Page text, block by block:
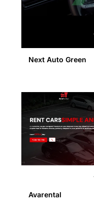
Next Auto Green
Avarental